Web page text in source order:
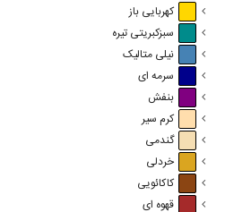
کهربایی باز
سبزکبریتی تیره
نیلی متالیک
سرمه ای
بنفش
کرم سیر
گندمی
خردلی
کاکائویی
قهوه ای